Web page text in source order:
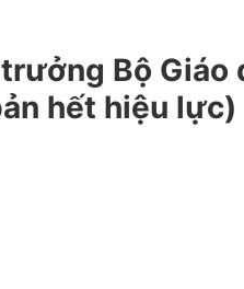
Bộ Giáo
hết hiệu lực)